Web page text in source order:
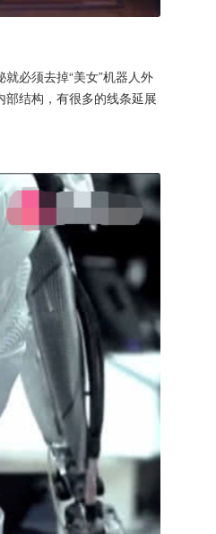
必须去掉“美女”机器人外
结构，有很多的线条延展